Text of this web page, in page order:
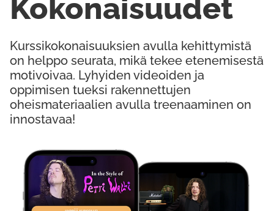
Kurssikokonaisuuksien avulla kehittymistä
on helppo seurata, mikä tekee etenemisestä
motivoivaa. Lyhyiden videoiden ja
oppimisen tueksi rakennettujen
oheismateriaalien avulla treenaaminen on
innostavaa!
Kokonaisuudet